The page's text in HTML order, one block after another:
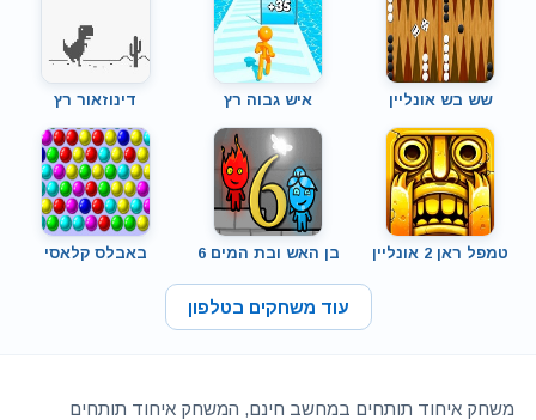
שש בש אונליין איש גבוה רץ דינוזאור רץ
טמפל ראן 2 אונליין בן האש ובת המים 6 באבלס קלאסי
עוד משחקים בטלפון
משחק איחוד תותחים במחשב חינם, המשחק איחוד תותחים